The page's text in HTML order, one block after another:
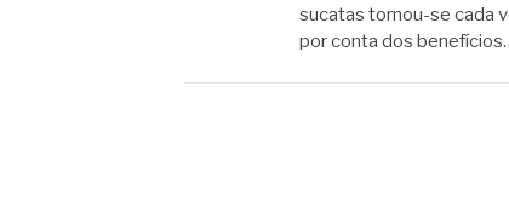
sucatas tornou-se cada
por conta dos